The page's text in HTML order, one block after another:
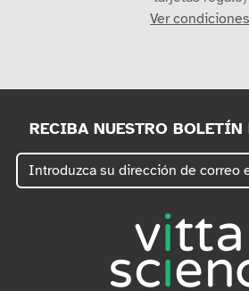
Ver condiciones
RECIBA NUESTRO